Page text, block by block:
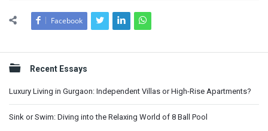
Facebook
Sidebar
Recent Essays
Luxury Living in Gurgaon: Independent Villas or High-Rise Apartments?
Sink or Swim: Diving into the Relaxing World of 8 Ball Pool